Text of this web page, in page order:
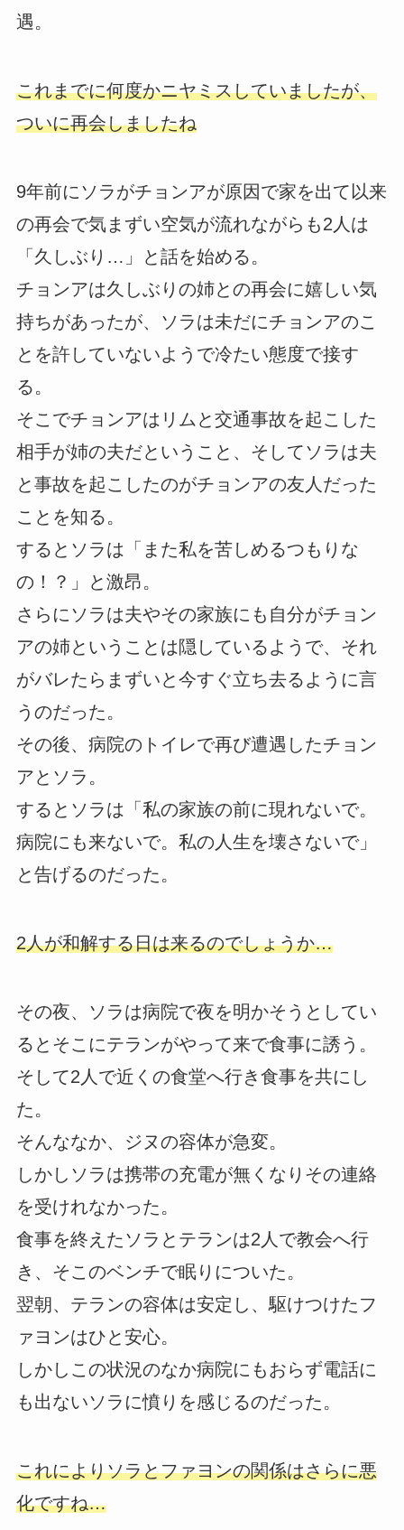
遇。
これまでに何度かニヤミスしていましたが、
ついに再会しましたね
9年前にソラがチョンアが原因で家を出て以来
の再会で気まずい空気が流れながらも2人は
「久しぶり…」と話を始める。
チョンアは久しぶりの姉との再会に嬉しい気
持ちがあったが、ソラは未だにチョンアのこ
とを許していないようで冷たい態度で接す
る。
そこでチョンアはリムと交通事故を起こした
相手が姉の夫だということ、そしてソラは夫
と事故を起こしたのがチョンアの友人だった
ことを知る。
するとソラは「また私を苦しめるつもりな
の！？」と激昂。
さらにソラは夫やその家族にも自分がチョン
アの姉ということは隠しているようで、それ
がバレたらまずいと今すぐ立ち去るように言
うのだった。
その後、病院のトイレで再び遭遇したチョン
アとソラ。
するとソラは「私の家族の前に現れないで。
病院にも来ないで。私の人生を壊さないで」
と告げるのだった。
2人が和解する日は来るのでしょうか…
その夜、ソラは病院で夜を明かそうとしてい
るとそこにテランがやって来で食事に誘う。
そして2人で近くの食堂へ行き食事を共にし
た。
そんななか、ジヌの容体が急変。
しかしソラは携帯の充電が無くなりその連絡
を受けれなかった。
食事を終えたソラとテランは2人で教会へ行
き、そこのベンチで眠りについた。
翌朝、テランの容体は安定し、駆けつけたフ
ァヨンはひと安心。
しかしこの状況のなか病院にもおらず電話に
も出ないソラに憤りを感じるのだった。
これによりソラとファヨンの関係はさらに悪
化ですね…